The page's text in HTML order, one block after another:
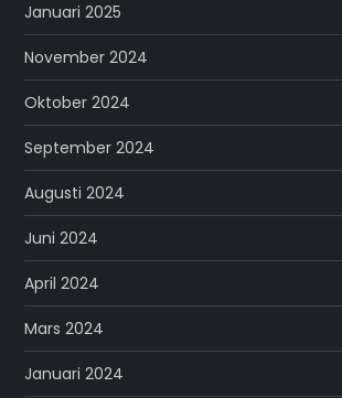
Januari 2025
November 2024
Oktober 2024
September 2024
Augusti 2024
Juni 2024
April 2024
Mars 2024
Januari 2024